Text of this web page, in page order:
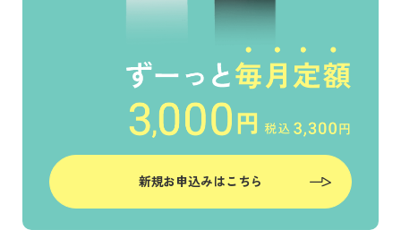
新規お申込みはこちら